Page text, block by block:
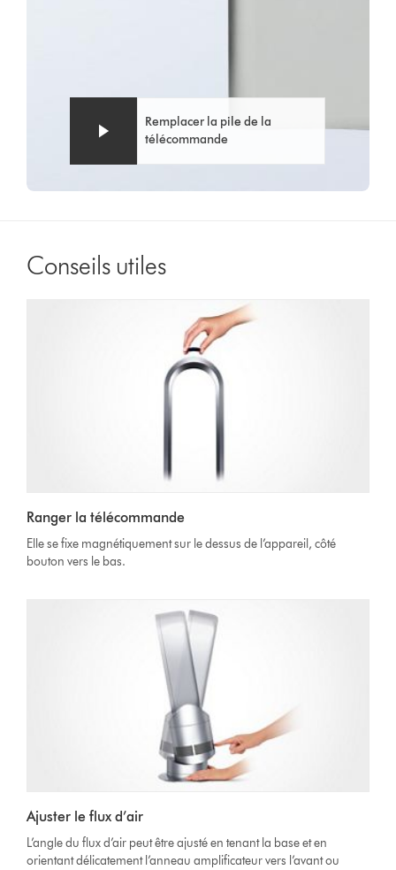
Remplacer la pile de la
télécommande
Conseils utiles
Ranger la télécommande
Elle se fixe magnétiquement sur le dessus de l’appareil, côté
bouton vers le bas.
Ajuster le flux d’air
L’angle du flux d’air peut être ajusté en tenant la base et en
orientant délicatement l’anneau amplificateur vers l’avant ou